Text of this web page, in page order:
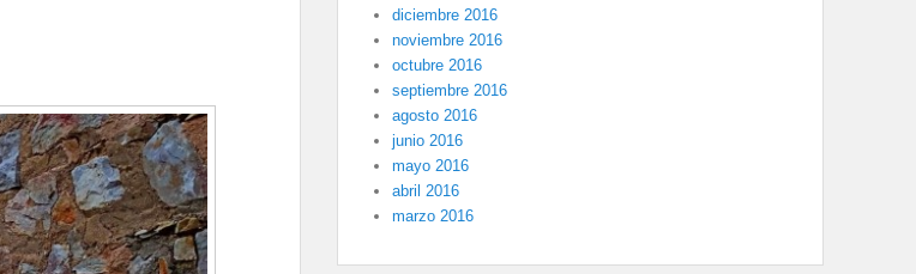
diciembre 2016
noviembre 2016
octubre 2016
septiembre 2016
agosto 2016
junio 2016
mayo 2016
abril 2016
marzo 2016